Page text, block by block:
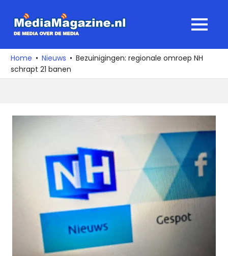
naar
media
over
de
MENU
Home Nieuws
Bezuinigingen: regionale omroep NH
schrapt 21 banen